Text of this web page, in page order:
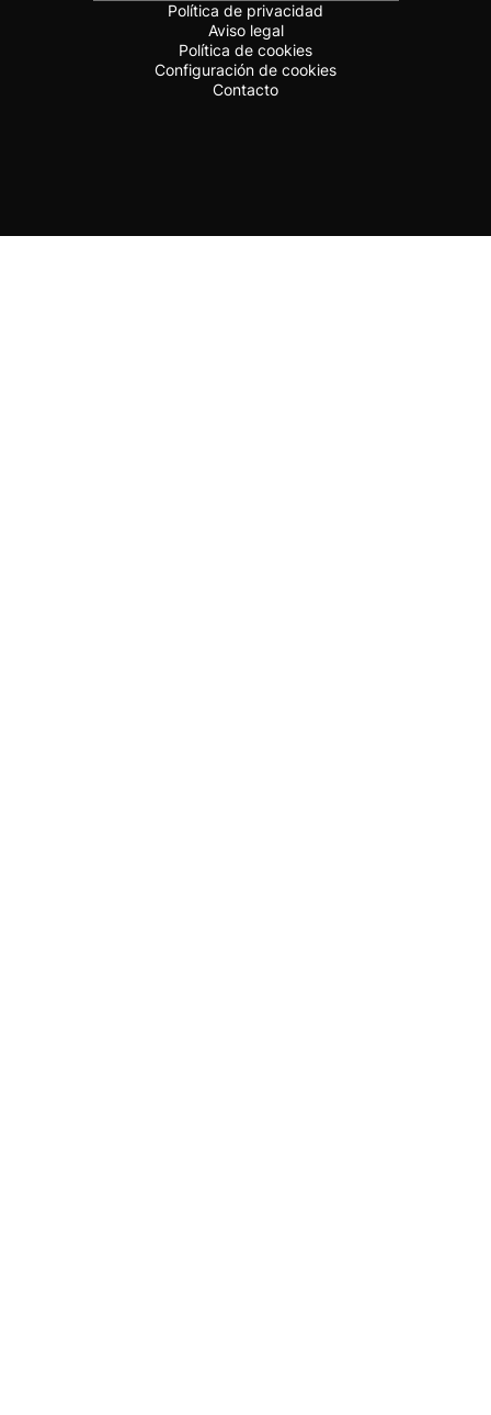
Política de privacidad
Aviso legal
Política de cookies
Configuración de cookies
Contacto